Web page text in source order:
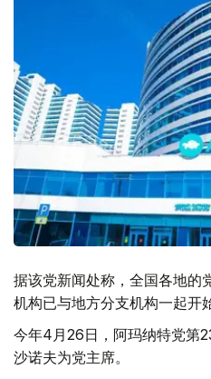
据该党新闻处称，全国各地的
机构已与地方分支机构一起开
今年4月26日，阿玛纳特党第
沙诺夫为党主席。